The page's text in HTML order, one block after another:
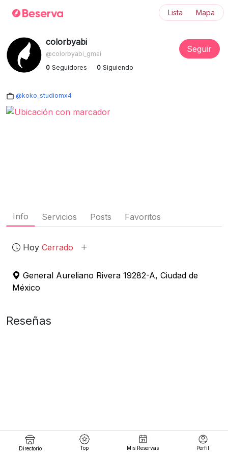
Lista Mapa
colorbyabi
@colorbyabi_gmai
0 Seguidores 0 Siguiendo
Seguir
@koko_studiomx4
Info Servicios Posts Favoritos
Hoy Cerrado
General Aureliano Rivera 19282-A, Ciudad de
México
Reseñas
Directorio Top Mis Reservas Perfil